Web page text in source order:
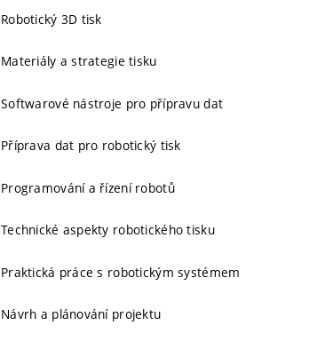
Robotický 3D tisk
Materiály a strategie tisku
Softwarové nástroje pro přípravu dat
Příprava dat pro robotický tisk
Programování a řízení robotů
Technické aspekty robotického tisku
Praktická práce s robotickým systémem
Návrh a plánování projektu